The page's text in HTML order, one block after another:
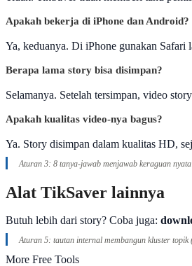
Apakah bekerja di iPhone dan Android?
Ya, keduanya. Di iPhone gunakan Safari
Berapa lama story bisa disimpan?
Selamanya. Setelah tersimpan, video
Apakah kualitas video-nya bagus?
Ya. Story disimpan dalam kualitas HD,
Aturan 3: 8 tanya-jawab menjawab keraguan
Alat TikSaver lainnya
Butuh lebih dari story? Coba juga:
Aturan 5: tautan internal membangun kluster
More Free Tools